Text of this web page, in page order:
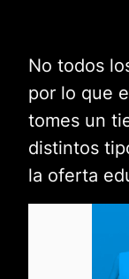
No todos
por lo que
tomes un
distintos
la oferta